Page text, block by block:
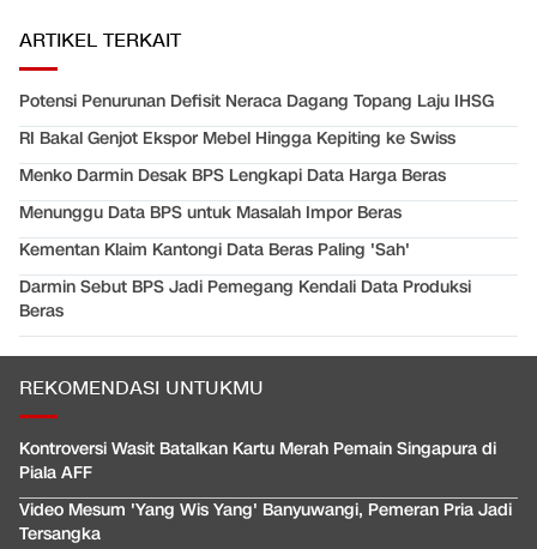
ARTIKEL TERKAIT
Potensi Penurunan Defisit Neraca Dagang Topang Laju IHSG
RI Bakal Genjot Ekspor Mebel Hingga Kepiting ke Swiss
Menko Darmin Desak BPS Lengkapi Data Harga Beras
Menunggu Data BPS untuk Masalah Impor Beras
Kementan Klaim Kantongi Data Beras Paling 'Sah'
Darmin Sebut BPS Jadi Pemegang Kendali Data Produksi
Beras
REKOMENDASI UNTUKMU
Kontroversi Wasit Batalkan Kartu Merah Pemain Singapura di
Piala AFF
Video Mesum 'Yang Wis Yang' Banyuwangi, Pemeran Pria Jadi
Tersangka